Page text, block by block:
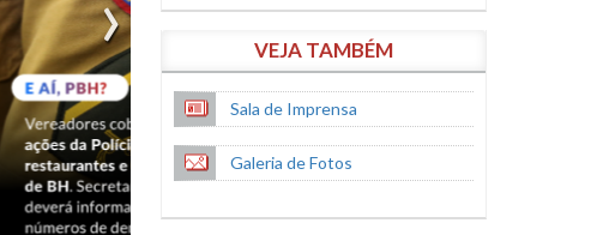
VEJA TAMBÉM
Sala de Imprensa
Galeria de Fotos